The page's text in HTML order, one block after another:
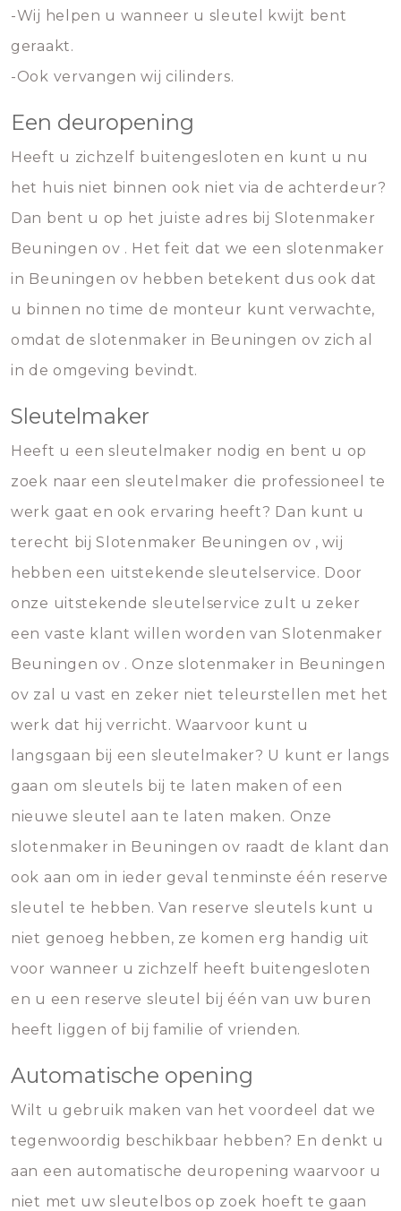
-Wij helpen u wanneer u sleutel kwijt bent
geraakt.
-Ook vervangen wij cilinders.
Een deuropening
Heeft u zichzelf buitengesloten en kunt u nu
het huis niet binnen ook niet via de achterdeur?
Dan bent u op het juiste adres bij Slotenmaker
Beuningen ov . Het feit dat we een slotenmaker
in Beuningen ov hebben betekent dus ook dat
u binnen no time de monteur kunt verwachte,
omdat de slotenmaker in Beuningen ov zich al
in de omgeving bevindt.
Sleutelmaker
Heeft u een sleutelmaker nodig en bent u op
zoek naar een sleutelmaker die professioneel te
werk gaat en ook ervaring heeft? Dan kunt u
terecht bij Slotenmaker Beuningen ov , wij
hebben een uitstekende sleutelservice. Door
onze uitstekende sleutelservice zult u zeker
een vaste klant willen worden van Slotenmaker
Beuningen ov . Onze slotenmaker in Beuningen
ov zal u vast en zeker niet teleurstellen met het
werk dat hij verricht. Waarvoor kunt u
langsgaan bij een sleutelmaker? U kunt er langs
gaan om sleutels bij te laten maken of een
nieuwe sleutel aan te laten maken. Onze
slotenmaker in Beuningen ov raadt de klant dan
ook aan om in ieder geval tenminste één reserve
sleutel te hebben. Van reserve sleutels kunt u
niet genoeg hebben, ze komen erg handig uit
voor wanneer u zichzelf heeft buitengesloten
en u een reserve sleutel bij één van uw buren
heeft liggen of bij familie of vrienden.
Automatische opening
Wilt u gebruik maken van het voordeel dat we
tegenwoordig beschikbaar hebben? En denkt u
aan een automatische deuropening waarvoor u
niet met uw sleutelbos op zoek hoeft te gaan